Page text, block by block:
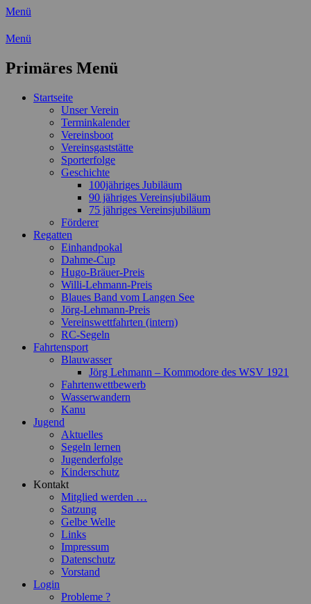
Menü
Wassersport-Verein 1921 e.V.
Freizeit mit der ganzen Familie
Menü
Primäres Menü
Zum
Startseite
Unser Verein
Terminkalender
Vereinsboot
Vereinsgaststätte
Sporterfolge
Geschichte
100jähriges Jubiläum
90 jähriges Vereinsjubiläum
75 jähriges Vereinsjubiläum
Förderer
Regatten
Einhandpokal
Dahme-Cup
Hugo-Bräuer-Preis
Willi-Lehmann-Preis
Blaues Band vom Langen See
Jörg-Lehmann-Preis
Vereinswettfahrten (intern)
RC-Segeln
Fahrtensport
Blauwasser
Jörg Lehmann – Kommodore des WSV 1921
Fahrtenwettbewerb
Wasserwandern
Kanu
Jugend
Aktuelles
Segeln lernen
Jugenderfolge
Kinderschutz
Kontakt
Mitglied werden …
Satzung
Gelbe Welle
Links
Impressum
Datenschutz
Vorstand
Login
Probleme ?